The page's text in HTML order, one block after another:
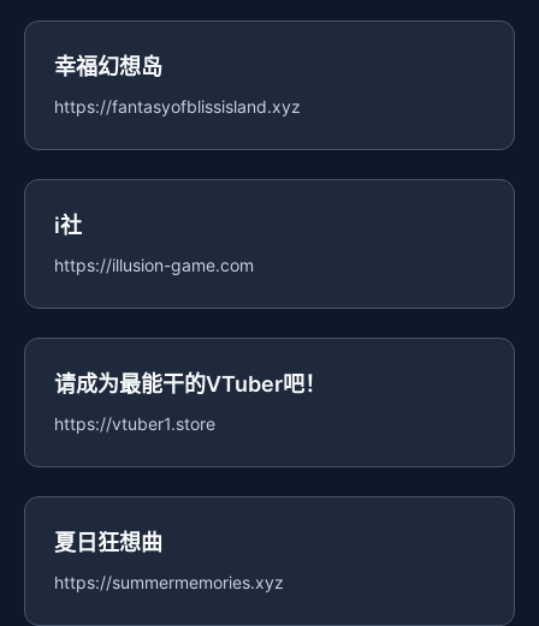
幸福幻想岛
https://fantasyofblissisland.xyz
i社
https://illusion-game.com
请成为最能干的VTuber吧！
https://vtuber1.store
夏日狂想曲
https://summermemories.xyz